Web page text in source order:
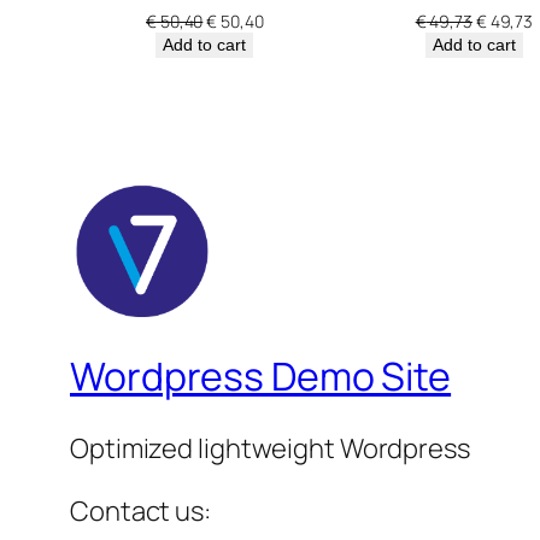
€50,40Original
price
€ 50,40Current
Add to cart
€49,73Original
price
€49,73
Add to cart
Wordpress Demo Site
Optimized lightweight Wordpress
Contact us: